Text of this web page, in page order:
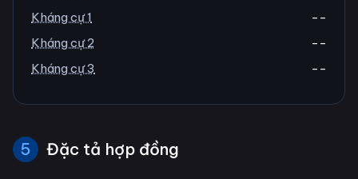
Kháng cự 1
--
Kháng cự 2
--
Kháng cự 3
--
5 Đặc tả hợp đồng